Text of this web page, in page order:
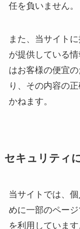
任を負いません。
また、当サイト
が提供している
はお客様の便宜
り、その内容の
かねます。
セキュリティ
当サイトでは、
めに一部のページ
を利用しています